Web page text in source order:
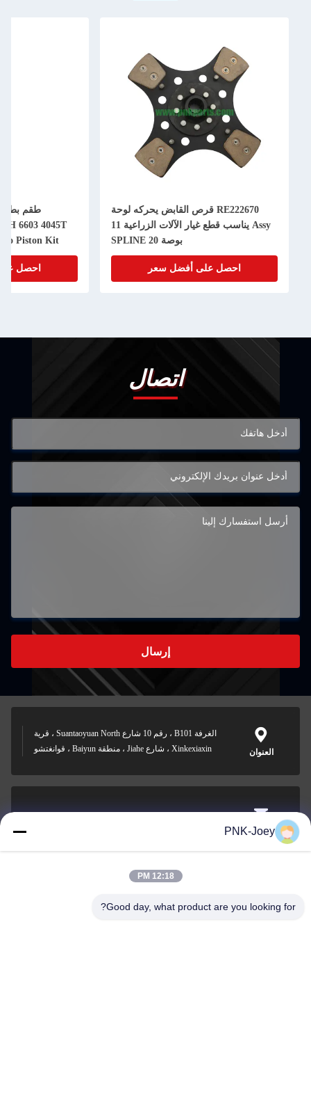
RE222670 قرص القابض يحركه لوحة
Assy يناسب قطع غيار الآلات الزراعية 11
بوصة 20 SPLINE
احصل على أفضل سعر
6603 4045T
Piston Kit
احصل
اتصال
إرسال
العنوان
الغرفة B101 ، رقم 10 شارع Suantaoyuan North ، قرية
Xinkexiaxin ، شارع Jiahe ، منطقة Baiyun ، قوانغتشو
البريد
xianzhihao@gzxingchao.info
008613580404923
PNK-Joey
12:18 PM
Good day, what product are you looking for?